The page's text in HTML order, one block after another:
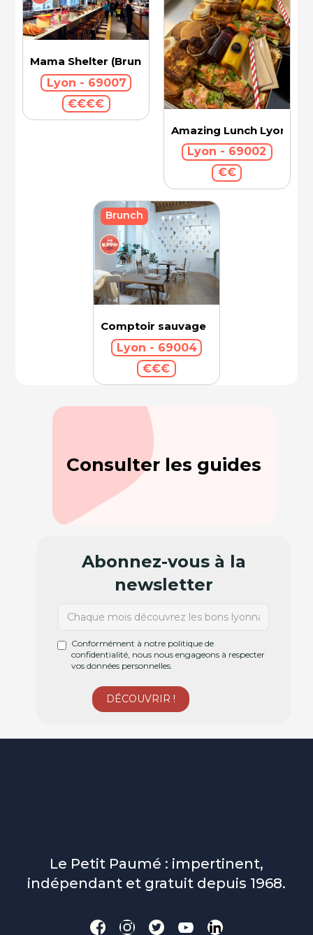
Mama Shelter (Brunch)
Lyon - 69007
€€€€
Amazing Lunch Lyon
Lyon - 69002
€€
Comptoir sauvage
Lyon - 69004
€€€
Brunch
Consulter les guides
Abonnez-vous à la
newsletter
Conformément à notre politique de
confidentialité, nous nous engageons à respecter
vos données personnelles.
Le Petit Paumé : impertinent,
indépendant et gratuit depuis 1968.